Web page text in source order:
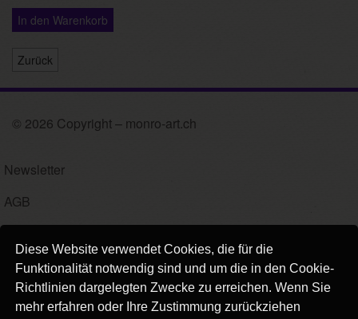
Diese Website verwendet Cookies, die für die
Funktionalität notwendig sind und um die in den Cookie-
Richtlinien dargelegten Zwecke zu erreichen. Wenn Sie
mehr erfahren oder Ihre Zustimmung zurückziehen
In den Warenkorb
Zurück
© 2026 Copyright – monro-art.ch
Newsletter
AGB
Versand
Kontakt